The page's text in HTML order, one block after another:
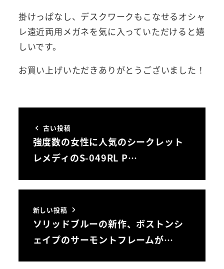
掛けっぱなし、デスクワークもこなせるオシャ
レ遠近両用メガネを気に入っていただけると嬉
しいです。
お買い上げいただきありがとうございました！
古い投稿
強度数の女性に人気のシークレット
レメディのS-049RL P…
新しい投稿
ソリッドブルーの新作、ボストンシ
ェイプのサーモントフレームが…